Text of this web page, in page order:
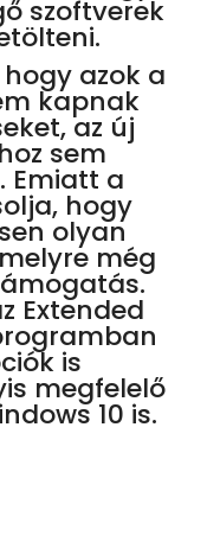
szoftverek
azok a
kapnak
az új
sem
Emiatt a
hogy
olyan
még
Extended
is
megfelelő
10 is.